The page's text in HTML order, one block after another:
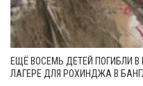
ЕЩЁ ВОСЕМЬ ДЕТЕЙ ПОГИБЛИ В
ЛАГЕРЕ ДЛЯ РОХИНДЖА В